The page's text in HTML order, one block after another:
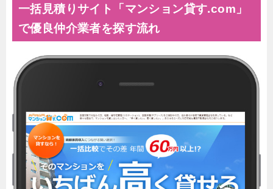
一括見積りサイト「マンション貸す.com」
で優良仲介業者を探す流れ